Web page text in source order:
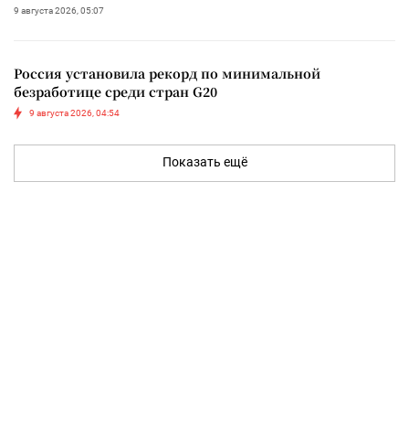
9 августа 2026, 05:07
Россия установила рекорд по минимальной
безработице среди стран G20
9 августа 2026, 04:54
Показать ещё